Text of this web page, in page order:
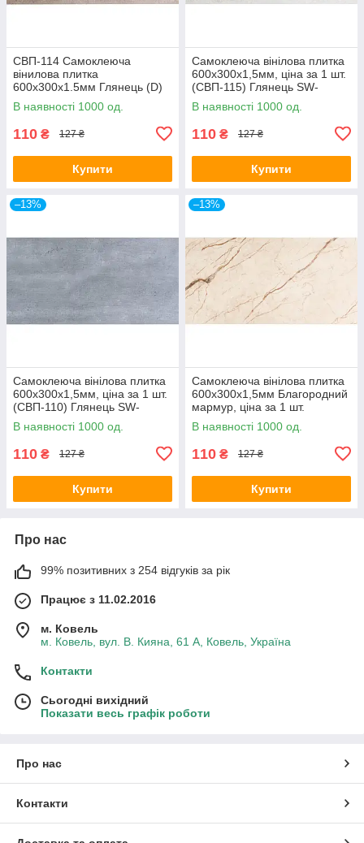
СВП-114 Самоклеюча
вінилова плитка
600х300х1.5мм Глянець (D)
SW-00001780
В наявності 1000 од.
110 ₴ 127 ₴
Купити
Самоклеюча вінілова плитка
600х300х1,5мм, ціна за 1 шт.
(СВП-115) Глянець SW-
00000504
В наявності 1000 од.
110 ₴ 127 ₴
Купити
–13%
Самоклеюча вінілова плитка
600х300х1,5мм, ціна за 1 шт.
(СВП-110) Глянець SW-
00000499
В наявності 1000 од.
110 ₴ 127 ₴
Купити
–13%
Самоклеюча вінілова плитка
600х300х1,5мм Благородний
мармур, ціна за 1 шт.
(СВП-101) Глянець SW-
00000291
В наявності 1000 од.
110 ₴ 127 ₴
Купити
Про нас
99% позитивних з 254 відгуків за рік
Працює з 11.02.2016
м. Ковель
м. Ковель, вул. В. Кияна, 61 А, Ковель, Україна
Контакти
Сьогодні вихідний
Показати весь графік роботи
Про нас
Контакти